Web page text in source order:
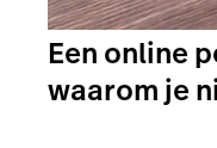
Een online
waarom je